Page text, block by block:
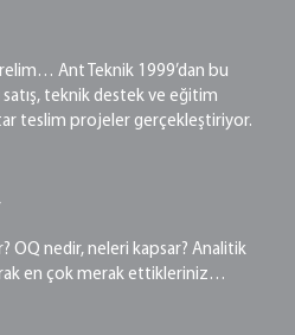
Ant Teknik 1999’dan bu
teknik destek ve eğitim
teslim projeler gerçekleştiriyor.
OQ nedir, neleri kapsar? Analitik
en çok merak ettikleriniz…